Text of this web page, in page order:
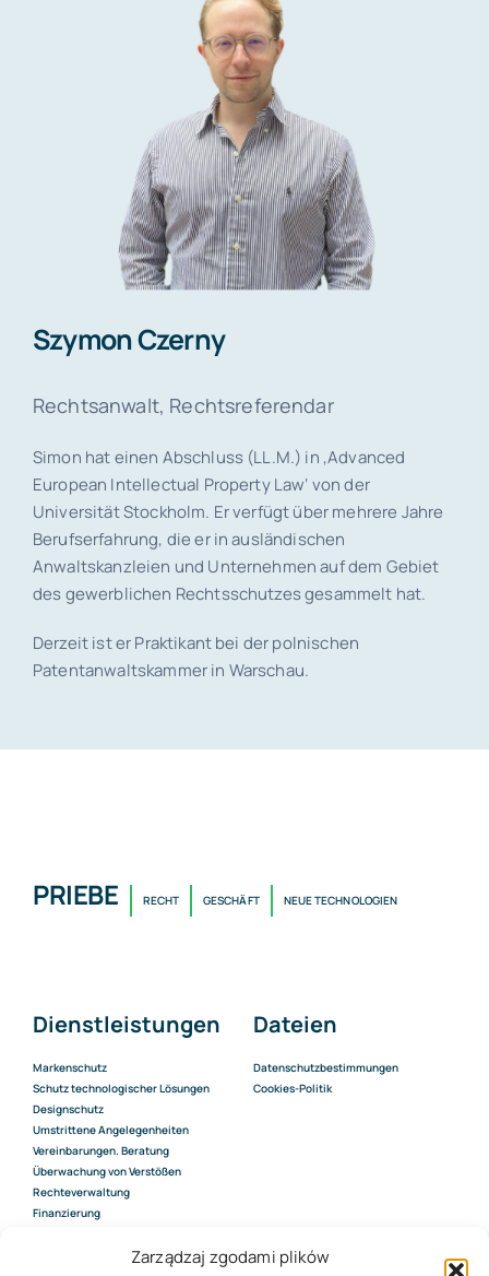
Zarządzaj zgodami plików
Szymon Czerny
Rechtsanwalt, Rechtsreferendar
Simon hat einen Abschluss (LL.M.) in ‚Advanced
European Intellectual Property Law‘ von der
Universität Stockholm. Er verfügt über mehrere Jahre
Berufserfahrung, die er in ausländischen
Anwaltskanzleien und Unternehmen auf dem Gebiet
des gewerblichen Rechtsschutzes gesammelt hat.
Derzeit ist er Praktikant bei der polnischen
Patentanwaltskammer in Warschau.
PRIEBE RECHT GESCHÄFT NEUE TECHNOLOGIEN
Dienstleistungen
Markenschutz
Schutz technologischer Lösungen
Designschutz
Umstrittene Angelegenheiten
Vereinbarungen. Beratung
Überwachung von Verstößen
Rechteverwaltung
Finanzierung
Dateien
Datenschutzbestimmungen
Cookies-Politik